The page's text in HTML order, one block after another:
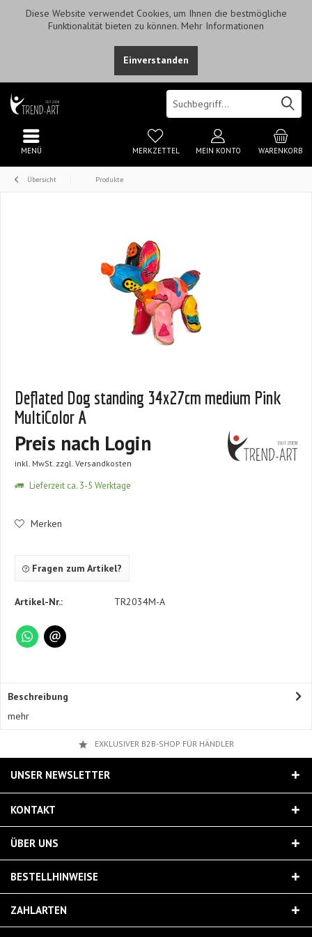
Diese Website verwendet Cookies, um Ihnen die bestmögliche
Funktionalität bieten zu können. Mehr Informationen
Einverstanden
WARENKORB
MERKZETTEL MEIN KONTO
MENÜ
Übersicht Produkte
Deflated Dog standing 34x27cm medium Pink
MultiColor A
Preis nach Login
inkl. MwSt. zzgl. Versandkosten
Lieferzeit ca. 3-5 Werktage
Merken
Fragen zum Artikel?
Artikel-Nr.: TR2034M-A
Beschreibung
mehr
EXKLUSIVER B2B-SHOP FÜR HÄNDLER
UNSER NEWSLETTER
KONTAKT
ÜBER UNS
BESTELLHINWEISE
ZAHLARTEN